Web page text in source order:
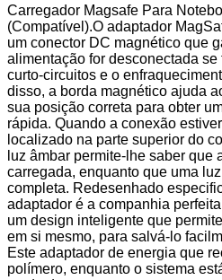
L
Carregador Magsafe Para
(Compatível).O adaptador
um conector DC magnético que
alimentação for desconectada
curto-circuitos e o
disso, a borda magnético ajuda
sua posição correta para obter
rápida. Quando a conexão
localizado na parte superior do
luz âmbar permite-lhe saber que
carregada, enquanto que uma
completa. Redesenhado
adaptador é a companhia
um design inteligente que
em si mesmo, para salvá-lo
Este adaptador de energia que
polímero, enquanto o sistema